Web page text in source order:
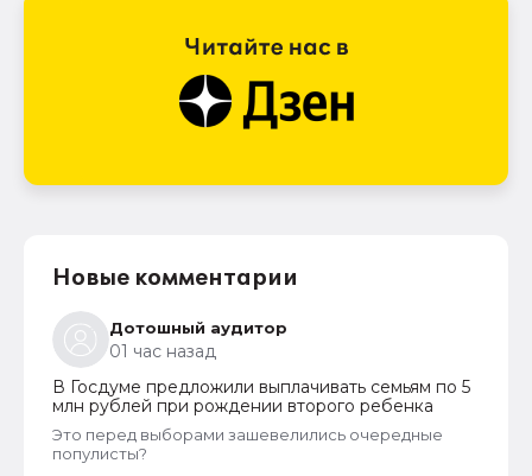
Новые комментарии
Дотошный аудитор
01 час назад
В Госдуме предложили выплачивать семьям по 5
млн рублей при рождении второго ребенка
Это перед выборами зашевелились очередные
популисты?